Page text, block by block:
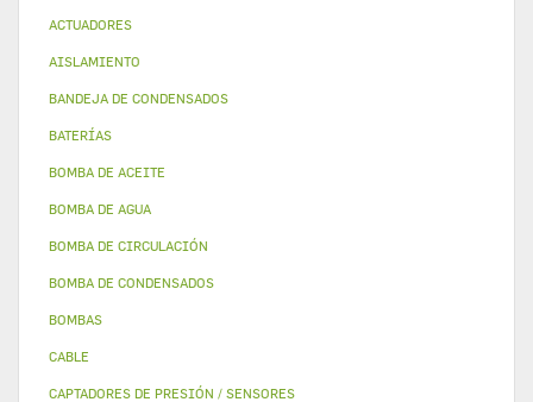
ACTUADORES
AISLAMIENTO
BANDEJA DE CONDENSADOS
BATERÍAS
BOMBA DE ACEITE
BOMBA DE AGUA
BOMBA DE CIRCULACIÓN
BOMBA DE CONDENSADOS
BOMBAS
CABLE
CAPTADORES DE PRESIÓN / SENSORES